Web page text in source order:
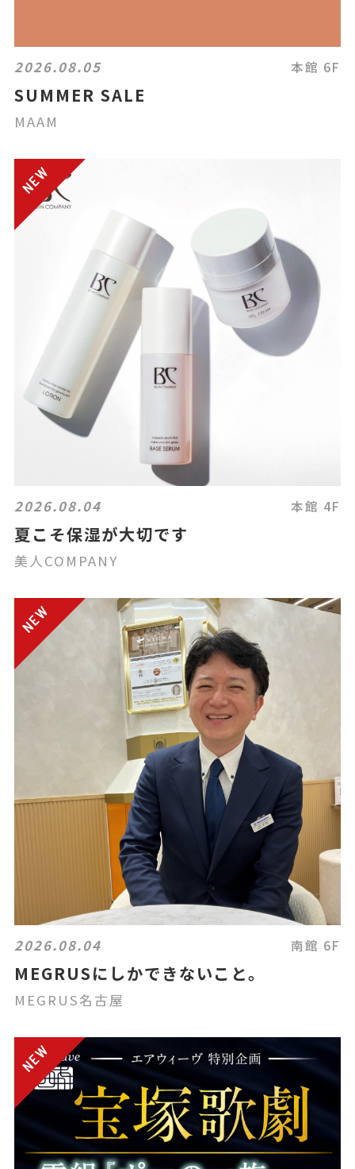
2026.08.05 本館 6F
SUMMER SALE
MAAM
2026.08.04 本館 4F
夏こそ保湿が大切です
美人COMPANY
2026.08.04 南館 6F
MEGRUSにしかできないこと。
MEGRUS名古屋